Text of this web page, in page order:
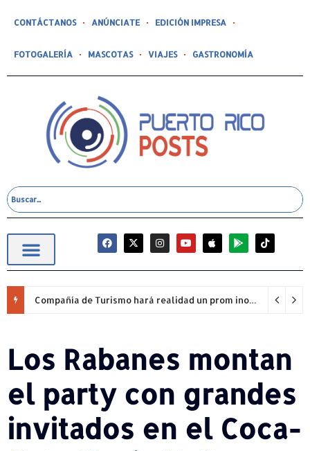
CONTÁCTANOS ANÚNCIATE EDICIÓN IMPRESA
FOTOGALERÍA MASCOTAS VIAJES GASTRONOMÍA
Compañía de Turismo hará realidad un prom inolvidable junto a Jowell para estudiantes de la Escuela Gabriela Mistral
Los Rabanes montan
el party con grandes
invitados en el Coca-